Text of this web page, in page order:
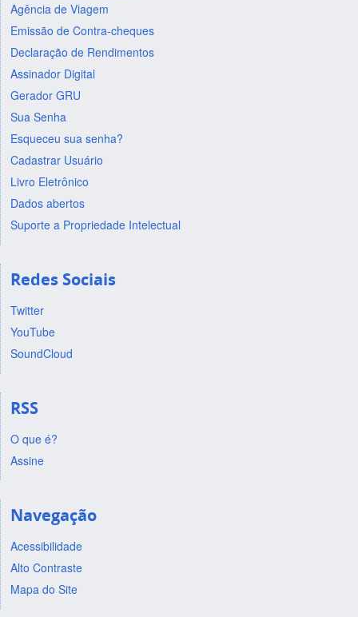
Agência de Viagem
Emissão de Contra-cheques
Declaração de Rendimentos
Assinador Digital
Gerador GRU
Sua Senha
Esqueceu sua senha?
Cadastrar Usuário
Livro Eletrônico
Dados abertos
Suporte a Propriedade Intelectual
Redes Sociais
Twitter
YouTube
SoundCloud
RSS
O que é?
Assine
Navegação
Acessibilidade
Alto Contraste
Mapa do Site